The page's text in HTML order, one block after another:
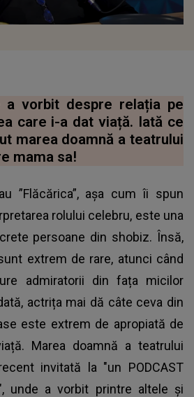
a vorbit despre relația pe
care i-a dat viață. Iată ce
marea doamnă a teatrului
mama sa!
”Flăcărica”, așa cum îi spun
rolului celebru, este una
persoane din shobiz. Însă,
extrem de rare, atunci când
admiratorii din fața micilor
actrița mai dă câte ceva din
este extrem de apropiată de
Marea doamnă a teatrului
invitată la "un PODCAST
unde a vorbit printre altele și